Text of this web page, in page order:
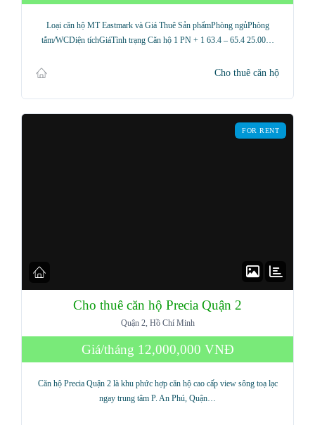
Loại căn hộ MT Eastmark và Giá Thuê Sản phẩmPhòng ngủPhòng
tắm/WCDiện tíchGiáTình trạng Căn hộ 1 PN + 1 63.4 – 65.4 25.00…
Cho thuê căn hộ
FOR RENT
Cho thuê căn hộ Precia Quận 2
Quận 2, Hồ Chí Minh
Giá/tháng 12,000,000 VNĐ
Căn hộ Precia Quận 2 là khu phức hợp căn hộ cao cấp view sông toạ lạc
ngay trung tâm P. An Phú, Quận…